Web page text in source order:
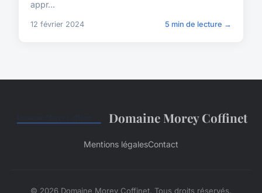
appr...
12 février 2024 5 min de lecture →
Domaine Morey Coffinet
Mentions légalesContact
© 2026 Domaine Morey Coffinet. Tous droits réservés.